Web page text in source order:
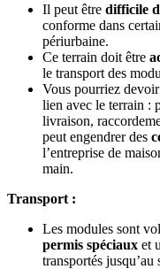
Il peut être difficile
conforme dans
périurbaine.
Ce terrain doit être
le transport des
Vous pourriez devoir
lien avec le terrain :
livraison,
peut engendrer des
l’entreprise de
main.
Transport :
Les modules sont
permis spéciaux et
transportés jusqu’au